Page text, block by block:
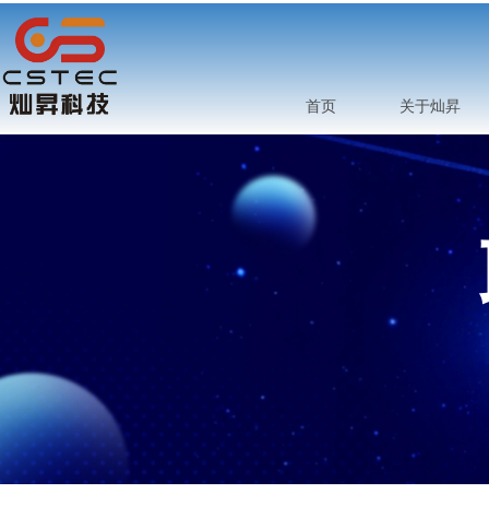
首页 关于灿昇